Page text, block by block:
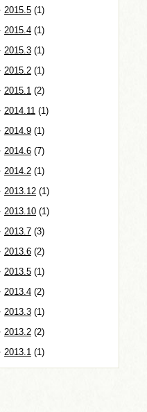
2015.5 (1)
2015.4 (1)
2015.3 (1)
2015.2 (1)
2015.1 (2)
2014.11 (1)
2014.9 (1)
2014.6 (7)
2014.2 (1)
2013.12 (1)
2013.10 (1)
2013.7 (3)
2013.6 (2)
2013.5 (1)
2013.4 (2)
2013.3 (1)
2013.2 (2)
2013.1 (1)